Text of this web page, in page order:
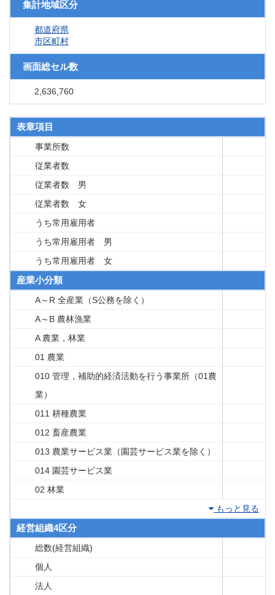
集計地域区分
都道府県
市区町村
画面総セル数
2,636,760
表章項目
事業所数
従業者数
従業者数 男
従業者数 女
うち常用雇用者
うち常用雇用者 男
うち常用雇用者 女
産業小分類
A～R 全産業（S公務を除く）
A～B 農林漁業
A 農業，林業
01 農業
010 管理，補助的経済活動を行う事業所（01農
業）
011 耕種農業
012 畜産農業
013 農業サービス業（園芸サービス業を除く）
014 園芸サービス業
02 林業
もっと見る
経営組織4区分
総数(経営組織)
個人
法人